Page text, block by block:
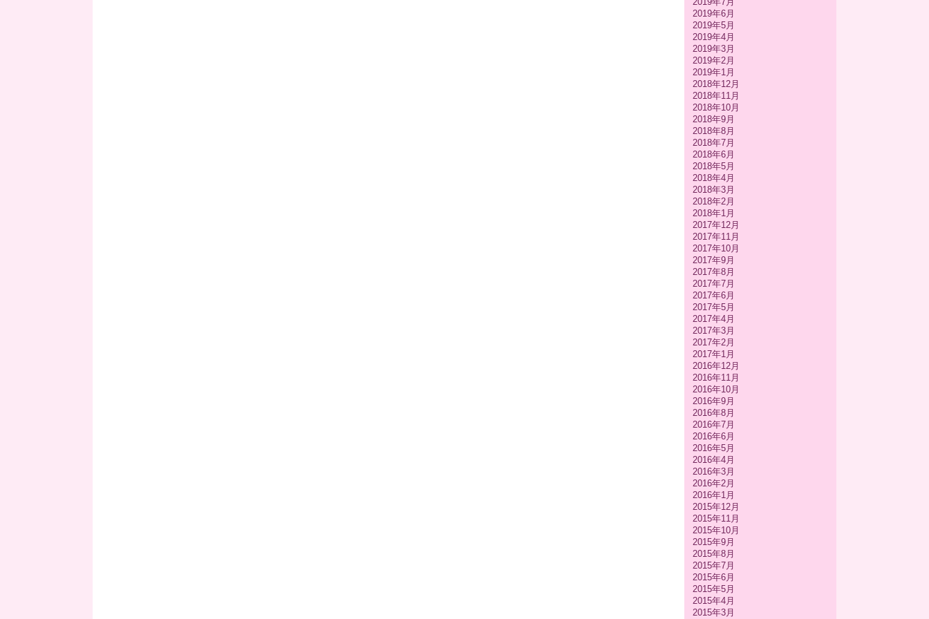
2019年6月
2019年5月
2019年4月
2019年3月
2019年2月
2019年1月
2018年12月
2018年11月
2018年10月
2018年9月
2018年8月
2018年7月
2018年6月
2018年5月
2018年4月
2018年3月
2018年2月
2018年1月
2017年12月
2017年11月
2017年10月
2017年9月
2017年8月
2017年7月
2017年6月
2017年5月
2017年4月
2017年3月
2017年2月
2017年1月
2016年12月
2016年11月
2016年10月
2016年9月
2016年8月
2016年7月
2016年6月
2016年5月
2016年4月
2016年3月
2016年2月
2016年1月
2015年12月
2015年11月
2015年10月
2015年9月
2015年8月
2015年7月
2015年6月
2015年5月
2015年4月
2015年3月